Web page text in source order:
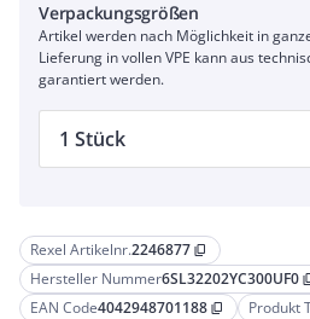
Rexel Artikelnr.2246877 content_copy
Hersteller Nummer6SL32202YC300UF0
EAN Code4042948701188 content_copy Produkt
Verpackungsgrößen
Artikel werden nach Möglichkeit in
Lieferung in vollen VPE kann aus
garantiert werden.
1 Stück